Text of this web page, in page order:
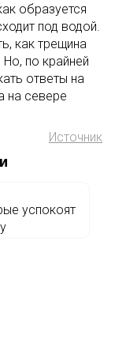
образуется
под водой.
как трещина
по крайней
ответы на
на севере
Источник
успокоят